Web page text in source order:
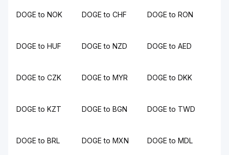
DOGE to NOK DOGE to CHF DOGE to RON
DOGE to HUF DOGE to NZD DOGE to AED
DOGE to CZK DOGE to MYR DOGE to DKK
DOGE to KZT DOGE to BGN DOGE to TWD
DOGE to BRL DOGE to MXN DOGE to MDL